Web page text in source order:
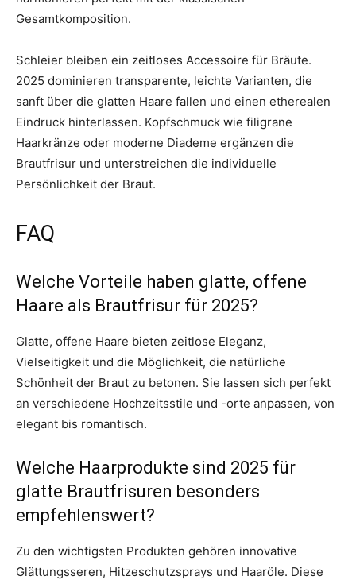
Gesamtkomposition.
Schleier bleiben ein zeitloses Accessoire für Bräute.
2025 dominieren transparente, leichte Varianten, die
sanft über die glatten Haare fallen und einen etherealen
Eindruck hinterlassen. Kopfschmuck wie filigrane
Haarkränze oder moderne Diademe ergänzen die
Brautfrisur und unterstreichen die individuelle
Persönlichkeit der Braut.
FAQ
Welche Vorteile haben glatte, offene
Haare als Brautfrisur für 2025?
Glatte, offene Haare bieten zeitlose Eleganz,
Vielseitigkeit und die Möglichkeit, die natürliche
Schönheit der Braut zu betonen. Sie lassen sich perfekt
an verschiedene Hochzeitsstile und -orte anpassen, von
elegant bis romantisch.
Welche Haarprodukte sind 2025 für
glatte Brautfrisuren besonders
empfehlenswert?
Zu den wichtigsten Produkten gehören innovative
Glättungsseren, Hitzeschutzsprays und Haaröle. Diese